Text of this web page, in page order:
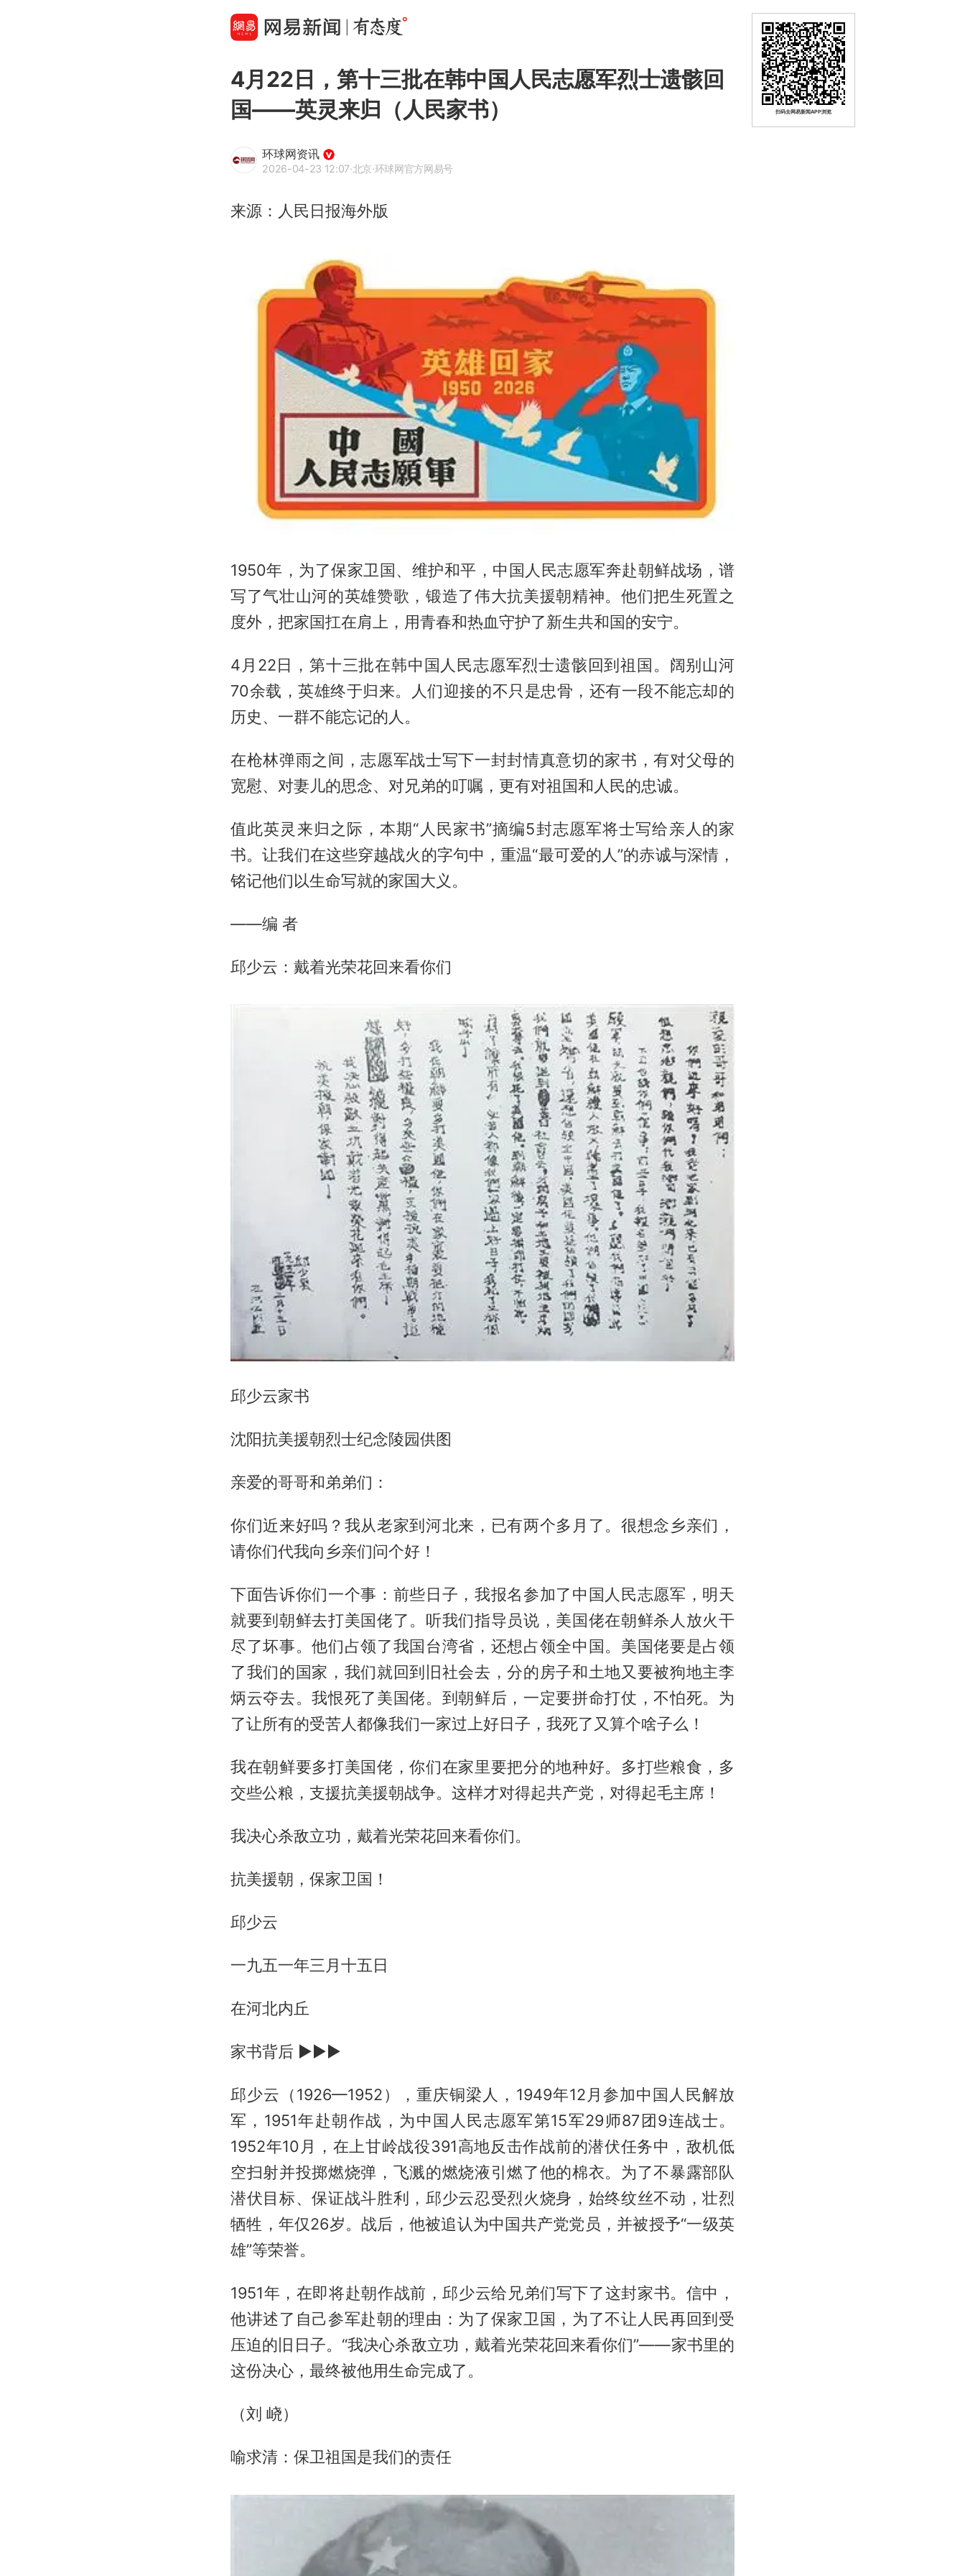
4月22日，第十三批在韩中国人民志愿军烈士遗骸回
国——英灵来归（人民家书）
环球网资讯
2026-04-23 12:07·北京·环球网官方网易号
来源：人民日报海外版
1950年，为了保家卫国、维护和平，中国人民志愿军奔赴朝鲜战场，谱
写了气壮山河的英雄赞歌，锻造了伟大抗美援朝精神。他们把生死置之
度外，把家国扛在肩上，用青春和热血守护了新生共和国的安宁。
4月22日，第十三批在韩中国人民志愿军烈士遗骸回到祖国。阔别山河
70余载，英雄终于归来。人们迎接的不只是忠骨，还有一段不能忘却的
历史、一群不能忘记的人。
在枪林弹雨之间，志愿军战士写下一封封情真意切的家书，有对父母的
宽慰、对妻儿的思念、对兄弟的叮嘱，更有对祖国和人民的忠诚。
值此英灵来归之际，本期“人民家书”摘编5封志愿军将士写给亲人的家
书。让我们在这些穿越战火的字句中，重温“最可爱的人”的赤诚与深情，
铭记他们以生命写就的家国大义。
——编 者
邱少云：戴着光荣花回来看你们
邱少云家书
沈阳抗美援朝烈士纪念陵园供图
亲爱的哥哥和弟弟们：
你们近来好吗？我从老家到河北来，已有两个多月了。很想念乡亲们，
请你们代我向乡亲们问个好！
下面告诉你们一个事：前些日子，我报名参加了中国人民志愿军，明天
就要到朝鲜去打美国佬了。听我们指导员说，美国佬在朝鲜杀人放火干
尽了坏事。他们占领了我国台湾省，还想占领全中国。美国佬要是占领
了我们的国家，我们就回到旧社会去，分的房子和土地又要被狗地主李
炳云夺去。我恨死了美国佬。到朝鲜后，一定要拼命打仗，不怕死。为
了让所有的受苦人都像我们一家过上好日子，我死了又算个啥子么！
我在朝鲜要多打美国佬，你们在家里要把分的地种好。多打些粮食，多
交些公粮，支援抗美援朝战争。这样才对得起共产党，对得起毛主席！
我决心杀敌立功，戴着光荣花回来看你们。
抗美援朝，保家卫国！
邱少云
一九五一年三月十五日
在河北内丘
家书背后 ▶▶▶
邱少云（1926—1952），重庆铜梁人，1949年12月参加中国人民解放
军，1951年赴朝作战，为中国人民志愿军第15军29师87团9连战士。
1952年10月，在上甘岭战役391高地反击作战前的潜伏任务中，敌机低
空扫射并投掷燃烧弹，飞溅的燃烧液引燃了他的棉衣。为了不暴露部队
潜伏目标、保证战斗胜利，邱少云忍受烈火烧身，始终纹丝不动，壮烈
牺牲，年仅26岁。战后，他被追认为中国共产党党员，并被授予“一级英
雄”等荣誉。
1951年，在即将赴朝作战前，邱少云给兄弟们写下了这封家书。信中，
他讲述了自己参军赴朝的理由：为了保家卫国，为了不让人民再回到受
压迫的旧日子。“我决心杀敌立功，戴着光荣花回来看你们”——家书里的
这份决心，最终被他用生命完成了。
（刘 峣）
喻求清：保卫祖国是我们的责任
扫码去网易新闻APP浏览